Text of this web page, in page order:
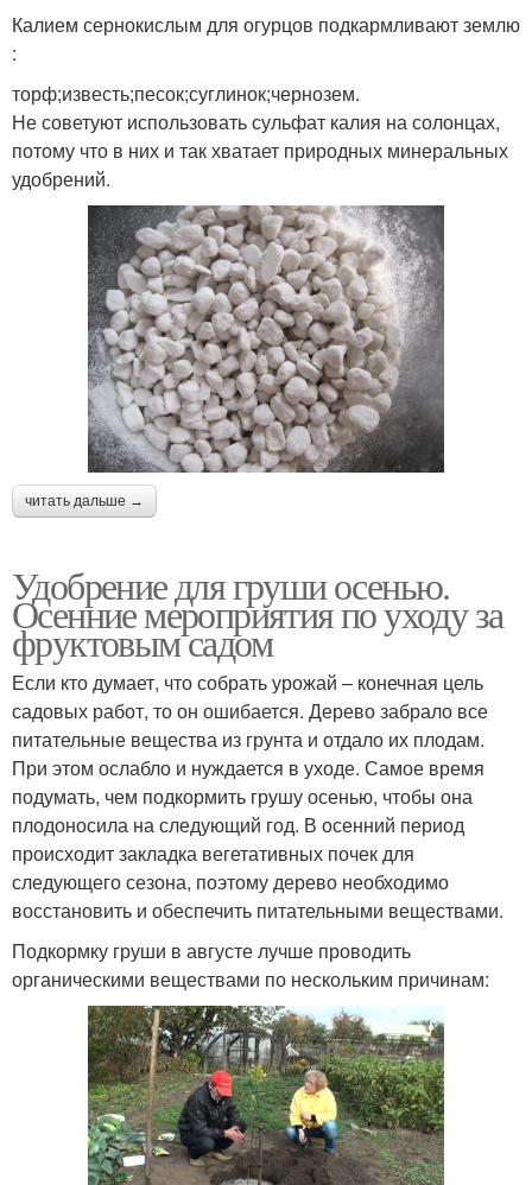
Калием сернокислым для огурцов подкармливают землю
:
торф;известь;песок;суглинок;чернозем.
Не советуют использовать сульфат калия на солонцах,
потому что в них и так хватает природных минеральных
удобрений.
читать дальше →
Удобрение для груши осенью.
Осенние мероприятия по уходу за
фруктовым садом
Если кто думает, что собрать урожай – конечная цель
садовых работ, то он ошибается. Дерево забрало все
питательные вещества из грунта и отдало их плодам.
При этом ослабло и нуждается в уходе. Самое время
подумать, чем подкормить грушу осенью, чтобы она
плодоносила на следующий год. В осенний период
происходит закладка вегетативных почек для
следующего сезона, поэтому дерево необходимо
восстановить и обеспечить питательными веществами.
Подкормку груши в августе лучше проводить
органическими веществами по нескольким причинам: